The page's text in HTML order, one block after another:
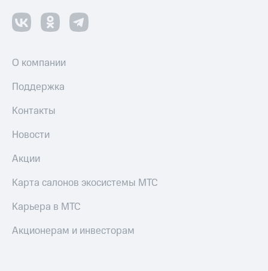
О компании
Поддержка
Контакты
Новости
Акции
Карта салонов экосистемы МТС
Карьера в МТС
Акционерам и инвесторам